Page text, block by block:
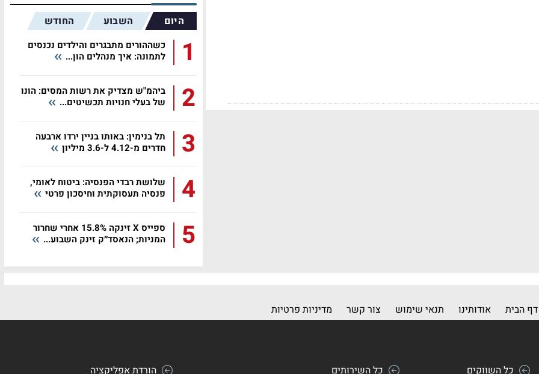
היום השבוע החודש
1
כשההורים מתבגרים והילדים נכנסים
לתמונה: איך מנהלים הון...
2
ביהמ"ש מצדיק את רשות המסים: הונו
של בעלי חנויות תכשיטים...
3
תל בנימין: באותו בניין ירדו ארבעה
חדרים מ-4.12 ל-3.6 מיליון
4
שלושת רבדי הפנסיה: ביטוח לאומי,
פנסיה תעסוקתית וחיסכון פרטי
5
ספייס X זינקה 15.8% אחרי שחרור
המניות; הנאסד״ק זינק השבוע...
דף הבית אודותינו תנאי שימוש צור קשר מדיניות פרטיות
כל השווקים כל השירותים הורדת אפליקציה